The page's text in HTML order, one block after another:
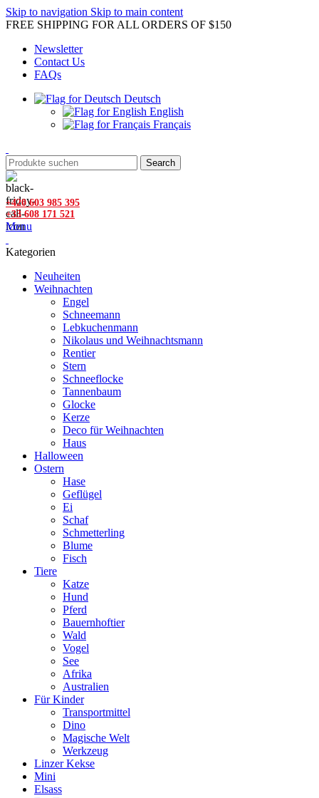
Skip to navigation Skip to main content
FREE SHIPPING FOR ALL ORDERS OF $150
Newsletter
Contact Us
FAQs
Deutsch
English
Français
Search
+420 603 985 395
+33 608 171 521
Menu
Kategorien
Neuheiten
Weihnachten
Engel
Schneemann
Lebkuchenmann
Nikolaus und Weihnachtsmann
Rentier
Stern
Schneeflocke
Tannenbaum
Glocke
Kerze
Deco für Weihnachten
Haus
Halloween
Ostern
Hase
Geflügel
Ei
Schaf
Schmetterling
Blume
Fisch
Tiere
Katze
Hund
Pferd
Bauernhoftier
Wald
Vogel
See
Afrika
Australien
Für Kinder
Transportmittel
Dino
Magische Welt
Werkzeug
Linzer Kekse
Mini
Elsass